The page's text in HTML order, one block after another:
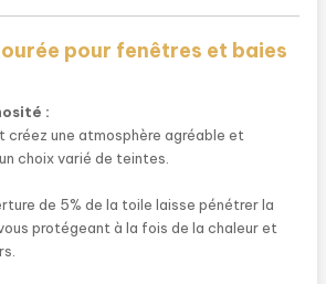
pour fenêtres et baies
:
créez une atmosphère agréable et
choix varié de teintes.
de 5% de la toile laisse pénétrer la
protégeant à la fois de la chaleur et